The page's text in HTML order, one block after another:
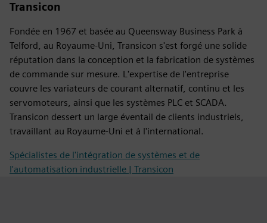
Transicon
Fondée en 1967 et basée au Queensway Business Park à
Telford, au Royaume-Uni, Transicon s'est forgé une solide
réputation dans la conception et la fabrication de systèmes
de commande sur mesure. L'expertise de l'entreprise
couvre les variateurs de courant alternatif, continu et les
servomoteurs, ainsi que les systèmes PLC et SCADA.
Transicon dessert un large éventail de clients industriels,
travaillant au Royaume-Uni et à l'international.
Spécialistes de l'intégration de systèmes et de
l'automatisation industrielle | Transicon